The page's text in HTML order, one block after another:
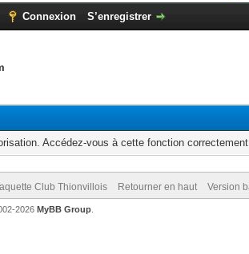
Connexion S’enregistrer
Accédez-vous à cette fonction
Club Thionvillois Retourner en haut Version
2026 MyBB Group